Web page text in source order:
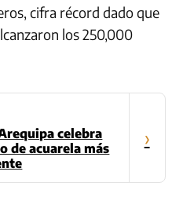
cifra récord dado que
los 250,000
celebra
de acuarela más
›